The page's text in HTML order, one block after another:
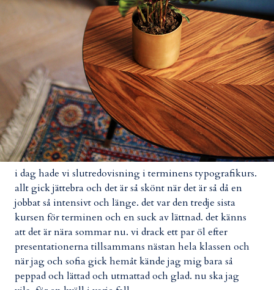
i dag hade vi slutredovisning i terminens typografikurs.
allt gick jättebra och det är så skönt när det är så då en
jobbat så intensivt och länge. det var den tredje sista
kursen för terminen och en suck av lättnad. det känns
att det är nära sommar nu. vi drack ett par öl efter
presentationerna tillsammans nästan hela klassen och
när jag och sofia gick hemåt kände jag mig bara så
peppad och lättad och utmattad och glad. nu ska jag